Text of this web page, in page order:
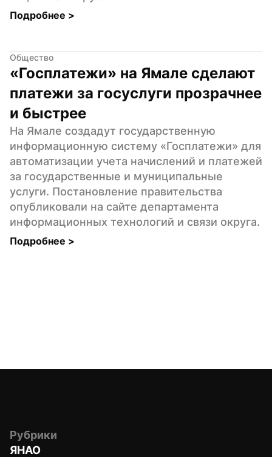
Подробнее >
Общество
«Госплатежи» на Ямале сделают
платежи за госуслуги прозрачнее
и быстрее
На Ямале создадут государственную
информационную систему «Госплатежи» для
автоматизации учета начислений и платежей
за государственные и муниципальные
услуги. Постановление правительства
опубликовали на сайте департамента
информационных технологий и связи округа.
Подробнее >
Рубрики
ЯНАО